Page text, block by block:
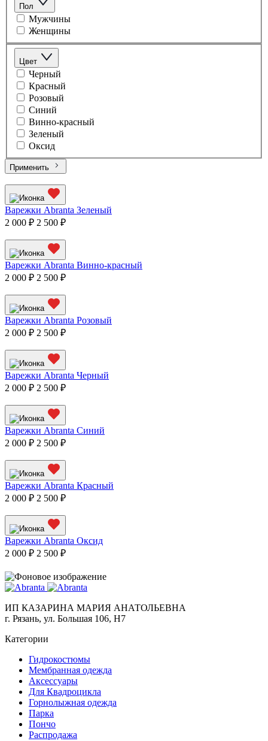
Пол
Мужчины
Женщины
Цвет
Черный
Красный
Розовый
Синий
Винно-красный
Зеленый
Оксид
Применить
Варежки Abranta Зеленый
2 000 ₽ 2 500 ₽
Варежки Abranta Винно-красный
2 000 ₽ 2 500 ₽
Варежки Abranta Розовый
2 000 ₽ 2 500 ₽
Варежки Abranta Черный
2 000 ₽ 2 500 ₽
Варежки Abranta Синий
2 000 ₽ 2 500 ₽
Варежки Abranta Красный
2 000 ₽ 2 500 ₽
Варежки Abranta Оксид
2 000 ₽ 2 500 ₽
ИП КАЗАРИНА МАРИЯ АНАТОЛЬЕВНА
г. Рязань, ул. Большая 106, Н7
Категории
Гидрокостюмы
Мембранная одежда
Аксесcуары
Для Квадроцикла
Горнолыжная одежда
Парка
Пончо
Распродажа